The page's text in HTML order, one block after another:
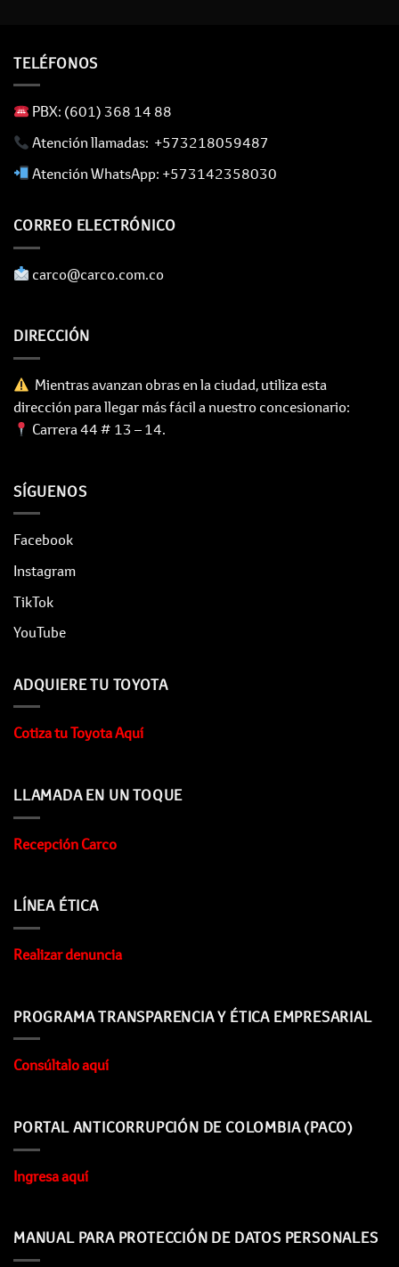
TELÉFONOS
​ PBX: (601) 368 14 88
​ Atención llamadas: +573218059487
​ Atención WhatsApp: +573142358030
CORREO ELECTRÓNICO
​ carco@carco.com.co
DIRECCIÓN
Mientras avanzan obras en la ciudad, utiliza esta
dirección para llegar más fácil a nuestro concesionario:
Carrera 44 # 13 – 14.
SÍGUENOS
Facebook
Instagram
TikTok
YouTube
ADQUIERE TU TOYOTA
Cotiza tu Toyota Aquí
LLAMADA EN UN TOQUE
Recepción Carco
LÍNEA ÉTICA
Realizar denuncia
PROGRAMA TRANSPARENCIA Y ÉTICA EMPRESARIAL
Consúltalo aquí
PORTAL ANTICORRUPCIÓN DE COLOMBIA (PACO)
Ingresa aquí
MANUAL PARA PROTECCIÓN DE DATOS PERSONALES